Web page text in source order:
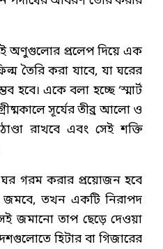
অণুগুলোর প্রলেপ দিয়ে এক
তৈরি করা যাবে, যা ঘরের
হবে। একে বলা হচ্ছে ‘স্মার্ট
সূর্যের তীব্র আলো ও
রাখবে এবং সেই শক্তি
গরম করার প্রয়োজন হবে
জমবে, তখন একটি নিরাপদ
জমানো তাপ ছেড়ে দেওয়া
হিটার বা গিজারের